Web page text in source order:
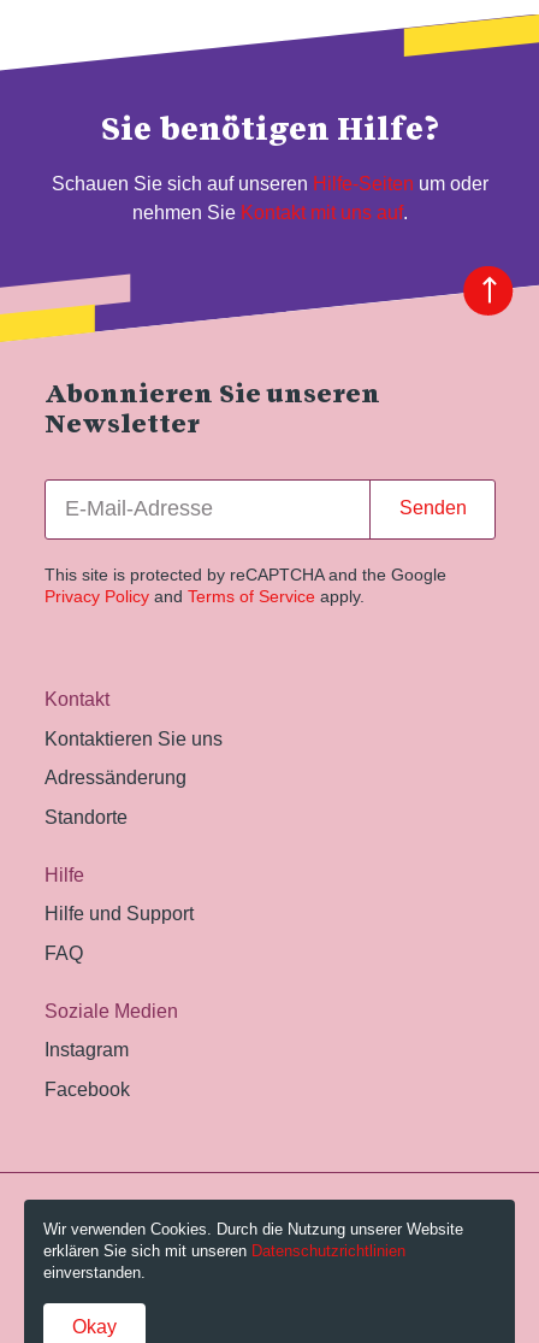
Sie benötigen Hilfe?
Schauen Sie sich auf unseren Hilfe-Seiten um oder
nehmen Sie Kontakt mit uns auf.
Abonnieren Sie unseren
Newsletter
Senden
This site is protected by reCAPTCHA and the Google
Privacy Policyand Terms of Service apply.
Kontakt
Kontaktieren Sie uns
Adressänderung
Standorte
Hilfe
Hilfe und Support
FAQ
Soziale Medien
Instagram
Facebook
© 2026 Pestalozzi-Bibliothek Zürich.
Impressum
Gebühren und AGB
Datenschutzerklärung
Wir verwenden Cookies. Durch die Nutzung unserer Website
erklären Sie sich mit unseren Datenschutzrichtlinien
einverstanden.
Okay